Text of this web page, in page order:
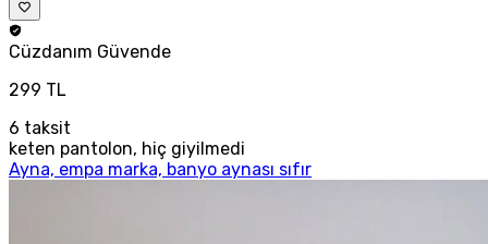
Cüzdanım Güvende
299 TL
6 taksit
keten pantolon, hiç giyilmedi
Ayna, empa marka, banyo aynası sıfır